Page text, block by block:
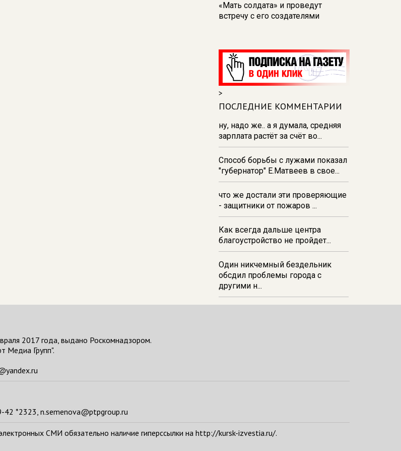
«Мать солдата» и проведут
встречу с его создателями
из‑за проблем с водоснабжением
17:23
В Курске установили две
камеры ПДД на превышение
скорости
16:55В Курске жителя
Тюменской области осудили за
незаконную перевозку
взрывчатки
16:47В Курске капремонт дорог
выполнен на 54%
>
ПОСЛЕДНИЕ КОММЕНТАРИИ
ну, надо же.. а я думала, средняя
зарплата растёт за счёт во...
Способ борьбы с лужами показал
"губернатор" Е.Матвеев в свое...
что же достали эти проверяющие
- защитники от пожаров ...
Как всегда дальше центра
благоустройство не пройдет...
Один никчемный бездельник
обсдил проблемы города с
другими н...
2017 года, выдано Роскомнадзором.
Медиа Групп".
*2323, n.semenova@ptpgroup.ru
СМИ обязательно наличие гиперссылки на http://kursk-izvestia.ru/.